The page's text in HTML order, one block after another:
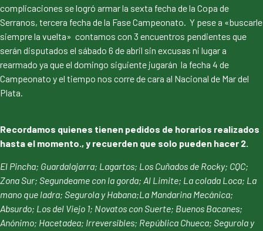
complicaciones se logró armar la sexta fecha de la Copa de
Serranos, tercera fecha de la Fase Campeonato. Y pese a «buscarle
siempre la vuelta» contamos con 3 encuentros pendientes que
serán disputados el sábado 6 de abril sin excusas ni lugar a
rearmado ya que el domingo siguiente jugarán la fecha 4 de
Campeonato y el tiempo nos corre de cara al Nacional de Mar del
Plata.
Recordamos quienes tienen pedidos de horarios realizados
hasta el momento., y recuerden que solo pueden hacer 2.
El Pincha; Guardalajarra; Lagartos; Los Cuñados de Rocky; CQC;
Zona Sur; Segundeame con la gorda; Al Limite; La colada Loca; La
mano que ladra; Segurola y Habana;La Mandarina Mecánica;
Absurdo; Los del Viejo 1; Novatos con Suerte; Buenos Bacanes;
Anónimo; Hacetadea; Irreversibles; República Chueca; Segurola y